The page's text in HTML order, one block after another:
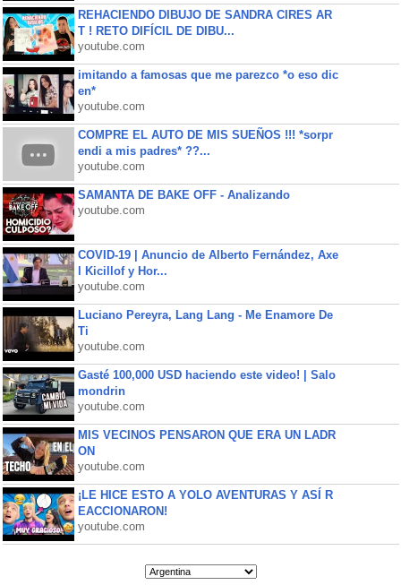
REHACIENDO DIBUJO DE SANDRA CIRES AR
T ! RETO DIFÍCIL DE DIBU...
youtube.com
imitando a famosas que me parezco *o eso dic
en*
youtube.com
COMPRE EL AUTO DE MIS SUEÑOS !!! *sorpr
endi a mis padres* ??...
youtube.com
SAMANTA DE BAKE OFF - Analizando
youtube.com
COVID-19 | Anuncio de Alberto Fernández, Axe
l Kicillof y Hor...
youtube.com
Luciano Pereyra, Lang Lang - Me Enamore De
Ti
youtube.com
Gasté 100,000 USD haciendo este video! | Salo
mondrin
youtube.com
MIS VECINOS PENSARON QUE ERA UN LADR
ON
youtube.com
¡LE HICE ESTO A YOLO AVENTURAS Y ASÍ R
EACCIONARON!
youtube.com